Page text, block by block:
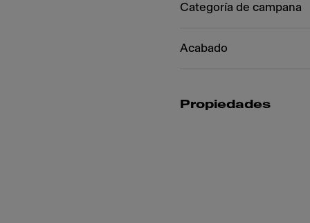
Categoría de campana
Acabado
Propiedades